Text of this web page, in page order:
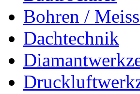
Bohren /
Dachtechnik